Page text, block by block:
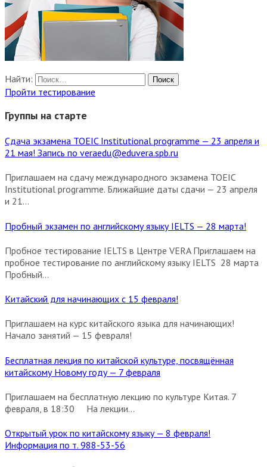
Найти:
Пройти тестирование
Группы на старте
Сдача экзамена TOEIC Institutional programme — 23 апреля и
21 мая! Запись по veraedu@eduvera.spb.ru
Приглашаем на сдачу международного экзамена TOEIC
Institutional programme. Ближайшие даты сдачи — 23 апреля
и 21...
Пробный экзамен по английскому языку IELTS — 28 марта!
Пробное тестирование IELTS в Центре VERA Приглашаем на
пробное тестирование по английскому языку IELTS 28 марта
Пробный...
Китайский для начинающих с 15 февраля!
Приглашаем на курс китайского языка для начинающих!
Начало занятий — 15 февраля!
Бесплатная лекция по китайской культуре, посвящённая
китайскому Новому году — 7 февраля
Приглашаем на бесплатную лекцию по культуре Китая. 7
февраля, в 18:30 На лекции...
Открытый урок по китайскому языку — 8 февраля!
Информация по т. 988-53-56